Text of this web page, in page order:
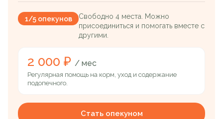
1/5 опекунов
Свободно 4 места. Можно
присоединиться и помогать вместе с
другими.
2 000 ₽ / мес
Регулярная помощь на корм, уход и содержание
подопечного.
Стать опекуном